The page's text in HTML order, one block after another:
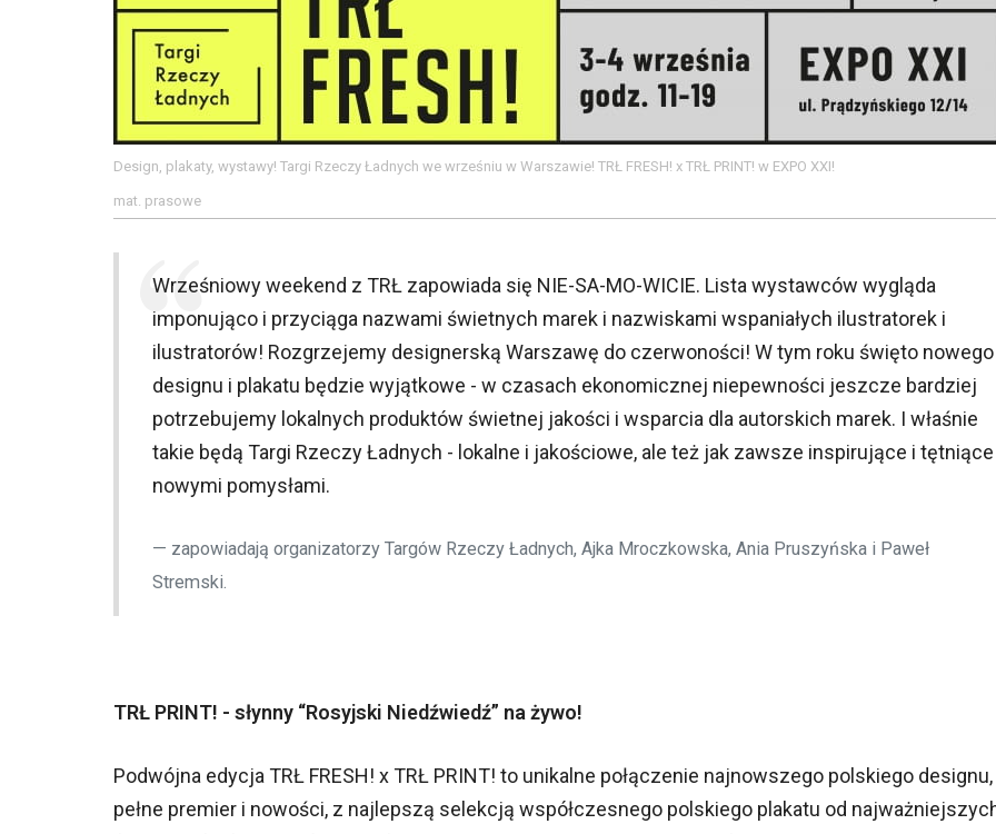
Design, plakaty, wystawy! Targi Rzeczy Ładnych we wrześniu w Warszawie! TRŁ FRESH! x TRŁ PRINT! w EXPO XXI!
mat. prasowe
Wrześniowy weekend z TRŁ zapowiada się NIE-SA-MO-WICIE. Lista wystawców wygląda
imponująco i przyciąga nazwami świetnych marek i nazwiskami wspaniałych ilustratorek i
ilustratorów! Rozgrzejemy designerską Warszawę do czerwoności! W tym roku święto nowego
designu i plakatu będzie wyjątkowe - w czasach ekonomicznej niepewności jeszcze bardziej
potrzebujemy lokalnych produktów świetnej jakości i wsparcia dla autorskich marek. I właśnie
takie będą Targi Rzeczy Ładnych - lokalne i jakościowe, ale też jak zawsze inspirujące i tętniące
nowymi pomysłami.
zapowiadają organizatorzy Targów Rzeczy Ładnych, Ajka Mroczkowska, Ania Pruszyńska i Paweł
Stremski.
TRŁ PRINT! - słynny “Rosyjski Niedźwiedź” na żywo!
Podwójna edycja TRŁ FRESH! x TRŁ PRINT! to unikalne połączenie najnowszego polskiego designu,
pełne premier i nowości, z najlepszą selekcją współczesnego polskiego plakatu od